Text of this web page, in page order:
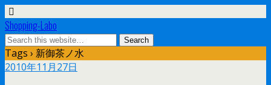
Shopping-Labo
Tags › 新御茶ノ水
2010年11月27日